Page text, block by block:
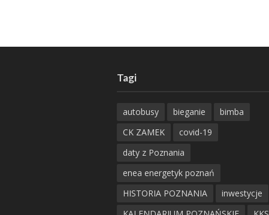
Tagi
autobusy bieganie
bimba
CK ZAMEK
covid-19
daty z Poznania
enea energetyk poznań
HISTORIA POZNANIA
inwestycje